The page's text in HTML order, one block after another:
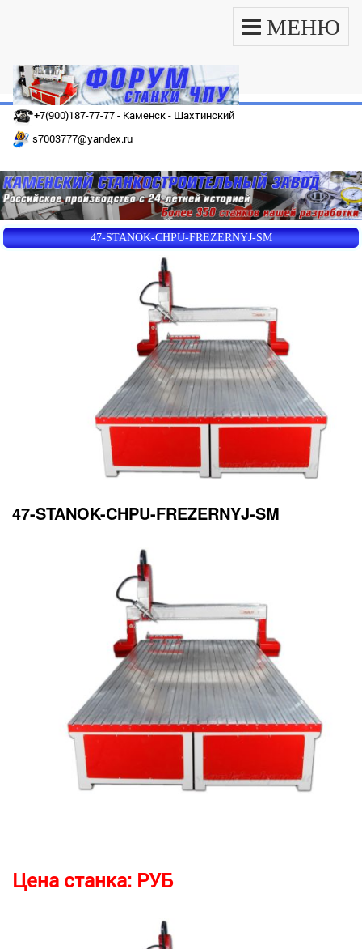
МЕНЮ
+7(900)187-77-77 - Каменск - Шахтинский
s7003777@yandex.ru
47-STANOK-CHPU-FREZERNYJ-SM
47-STANOK-CHPU-FREZERNYJ-SM
Цена станка: РУБ